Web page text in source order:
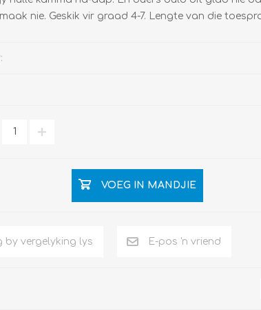
nie. Geskik vir graad 4-7. Lengte van die
VOEG IN MANDJIE